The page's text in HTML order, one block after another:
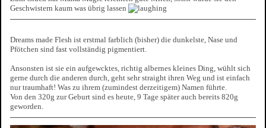
Geschwistern kaum was übrig lassen
Dreams made Flesh ist erstmal farblich (bisher) die dunkelste, Nase und
Pfötchen sind fast vollständig pigmentiert.
Ansonsten ist sie ein aufgewcktes, richtig albernes kleines Ding, wühlt sich
gerne durch die anderen durch, geht sehr straight ihren Weg und ist einfach
nur traumhaft! Was zu ihrem (zumindest derzeitigem) Namen führte.
Von den 320g zur Geburt sind es heute, 9 Tage später auch bereits 820g
geworden.